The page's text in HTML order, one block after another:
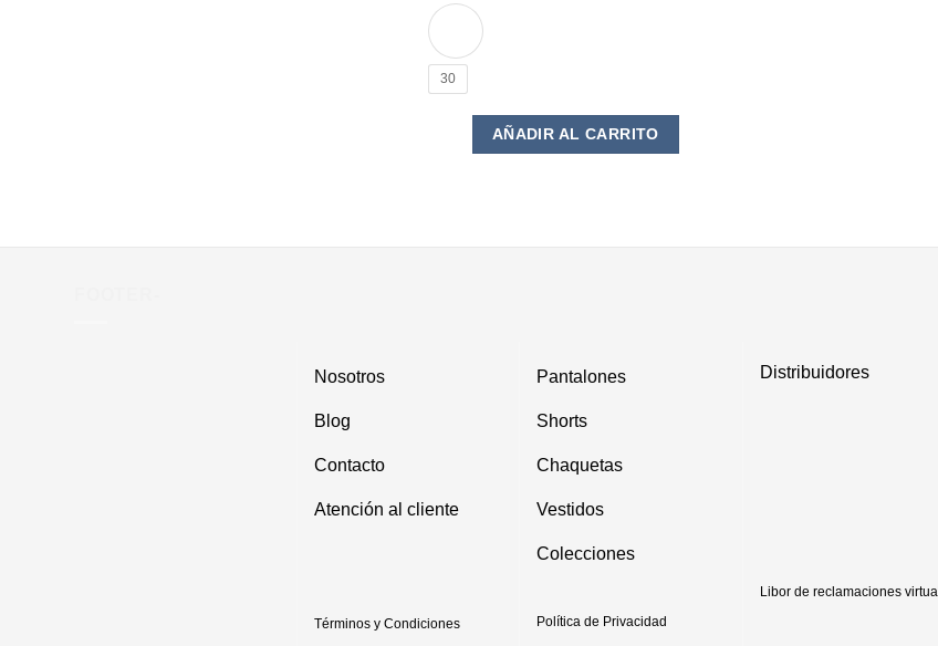
30
AÑADIR AL CARRITO
Este
Nosotros
Blog
Contacto
Atención al cliente
Términos y Condiciones
Pantalones
Shorts
Chaquetas
Vestidos
Colecciones
Política de Privacidad
Distribuidores
Libor de reclamaciones virtual